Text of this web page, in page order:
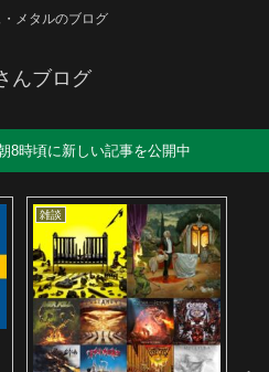
メタルのブログ
んブログ
8時頃に新しい記事を公開中
雑談